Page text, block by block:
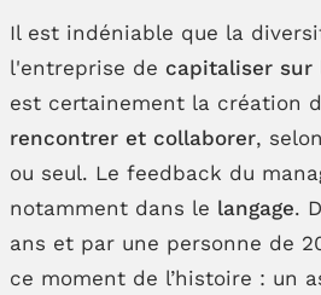
Il est indéniable que la
l'entreprise de capitaliser sur
est certainement la création
rencontrer et collaborer,
ou seul. Le feedback du
notamment dans le langage.
ans et par une personne de
ce moment de l’histoire : un